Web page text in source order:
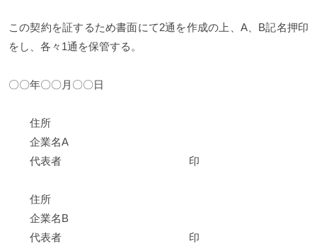
この契約を証するため書面にて2通を作成の上、A、B記名押印
をし、各々1通を保管する。
〇〇年〇〇月〇〇日
住所
企業名A
代表者 印
住所
企業名B
代表者 印